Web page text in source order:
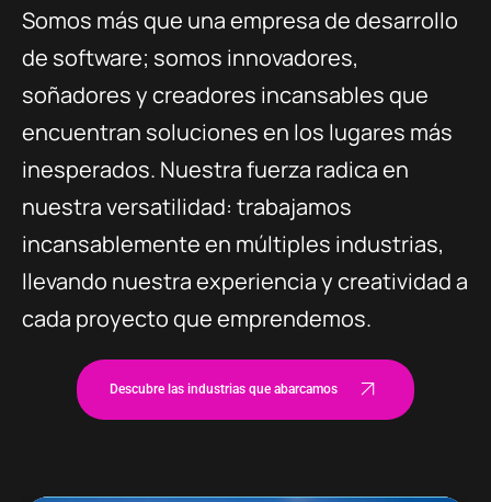
Somos más que una empresa de desarrollo
de software; somos innovadores,
soñadores y creadores incansables que
encuentran soluciones en los lugares más
inesperados. Nuestra fuerza radica en
nuestra versatilidad: trabajamos
incansablemente en múltiples industrias,
llevando nuestra experiencia y creatividad a
cada proyecto que emprendemos.
Descubre las industrias que abarcamos